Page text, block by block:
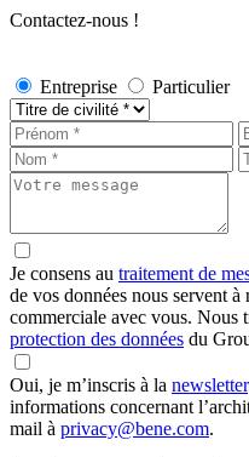
Contactez-nous !
Entreprise Particulier
Je consens au traitement de
de vos données nous servent
commerciale avec vous. Nous
protection des données du
Oui, je m’inscris à la newsletter
informations concernant
mail à privacy@bene.com.